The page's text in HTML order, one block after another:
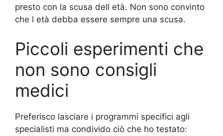
presto con la scusa dell età. Non sono convinto
che l età debba essere sempre una scusa.
Piccoli esperimenti che
non sono consigli
medici
Preferisco lasciare i programmi specifici agli
specialisti ma condivido ciò che ho testato: